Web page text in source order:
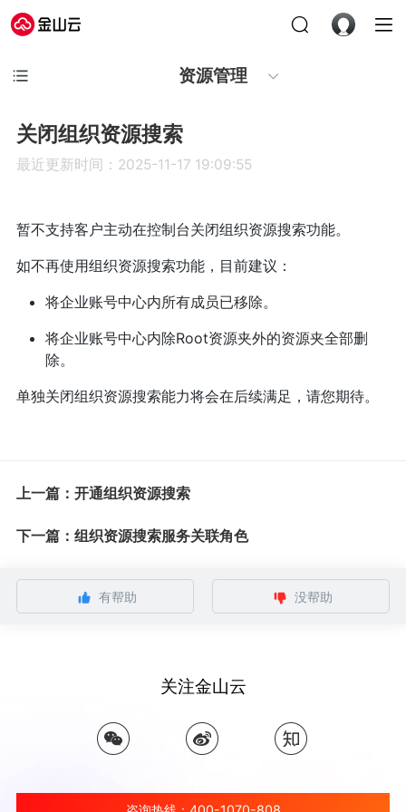
资源管理
关闭组织资源搜索
最近更新时间：2025-11-17 19:09:55
暂不支持客户主动在控制台关闭组织资源搜索功能。
如不再使用组织资源搜索功能，目前建议：
将企业账号中心内所有成员已移除。
将企业账号中心内除Root资源夹外的资源夹全部删
除。
单独关闭组织资源搜索能力将会在后续满足，请您期待。
上一篇：开通组织资源搜索
下一篇：组织资源搜索服务关联角色
有帮助 没帮助
关注金山云